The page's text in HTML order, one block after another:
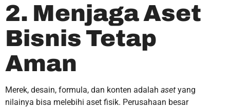
2. Menjaga Aset
Bisnis Tetap
Aman
Merek, desain, formula, dan konten adalah aset yang
nilainya bisa melebihi aset fisik. Perusahaan besar